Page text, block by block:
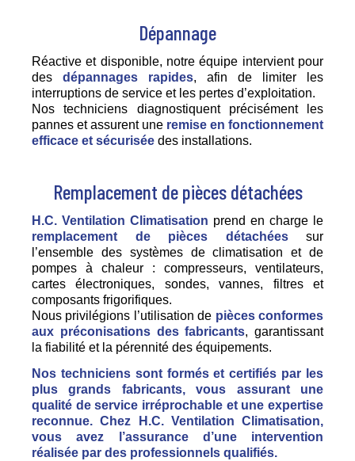
Dépannage
Réactive et disponible, notre équipe intervient pour
des dépannages rapides, afin de limiter les
interruptions de service et les pertes d’exploitation.
Nos techniciens diagnostiquent précisément les
pannes et assurent une remise en fonctionnement
efficace et sécurisée des installations.
Remplacement de pièces détachées
H.C. Ventilation Climatisation prend en charge le
remplacement de pièces détachéessur
l’ensemble des systèmes de climatisation et de
pompes à chaleur : compresseurs, ventilateurs,
cartes électroniques, sondes, vannes, filtres et
composants frigorifiques.
Nous privilégions l’utilisation de pièces conformes
aux préconisations des fabricants, garantissant
la fiabilité et la pérennité des équipements.
Nos techniciens sont formés et certifiés par les
plus grands fabricants, vous assurant une
qualité de service irréprochable et une expertise
reconnue. Chez H.C. Ventilation Climatisation,
vous avez l’assurance d’une intervention
réalisée par des professionnels qualifiés.